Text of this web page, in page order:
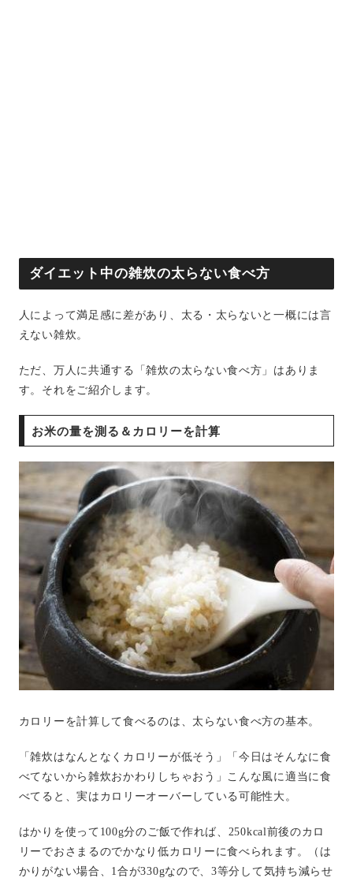
ダイエット中の雑炊の太らない食べ方
人によって満足感に差があり、太る・太らないと一概には言
えない雑炊。
ただ、万人に共通する「雑炊の太らない食べ方」はありま
す。それをご紹介します。
お米の量を測る＆カロリーを計算
カロリーを計算して食べるのは、太らない食べ方の基本。
「雑炊はなんとなくカロリーが低そう」「今日はそんなに食
べてないから雑炊おかわりしちゃおう」こんな風に適当に食
べてると、実はカロリーオーバーしている可能性大。
はかりを使って100g分のご飯で作れば、250kcal前後のカロ
リーでおさまるのでかなり低カロリーに食べられます。（は
かりがない場合、1合が330gなので、3等分して気持ち減らせ